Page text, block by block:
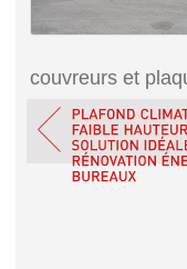
couvreurs et